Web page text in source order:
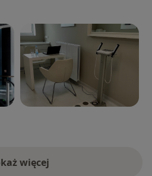
i dietoprofilaktyka dla
witalności przez prawidłowe
zmienisz nawyki
konsultacje dietetyczne
więcej
o doświadczeniu